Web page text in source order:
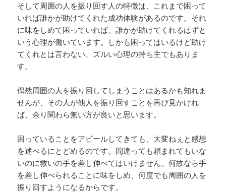
そして周囲の人を振り回す人の特徴は、これまで困って
いれば誰かが助けてくれた成功体験があるのです。それ
に味をしめて困っていれば、誰かが助けてくれるはずと
いう心理が働いています。しかも困ってはいるけど助け
てくれとは言わない、ズルい心理の持ち主でもありま
す。
偶然周囲の人を振り回してしまうことはあるかも知れま
せんが、その人が他人を振り回すことを再び見かけれ
ば、余り関わら無い方が良いと思います。
困っていることをアピールしてきても、大変ねぇと感想
を述べるにとどめるのです。間違っても頼まれてもいな
いのに救いの手を差し伸べてはいけません。何故なら手
を差し伸べられることに味をしめ、何度でも周囲の人を
振り回すようになるからです。